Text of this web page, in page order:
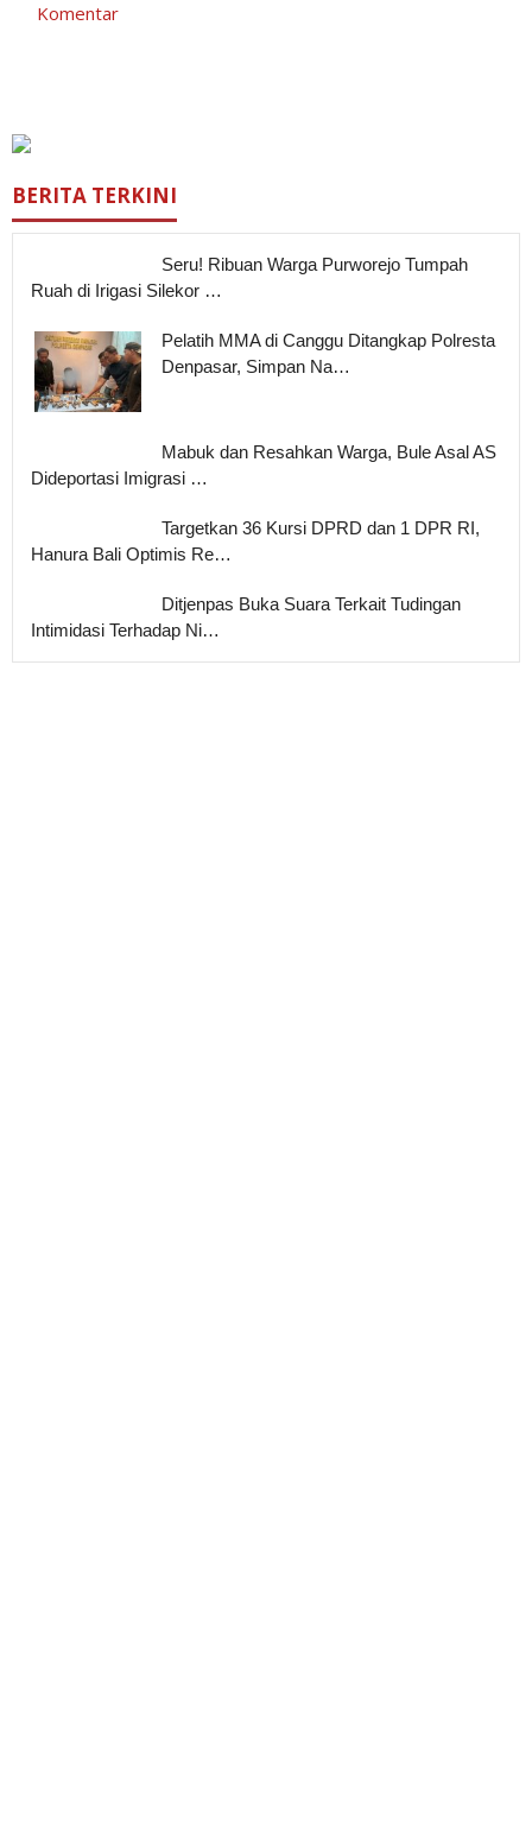
Komentar
BERITA TERKINI
Seru! Ribuan Warga Purworejo Tumpah
Ruah di Irigasi Silekor …
Pelatih MMA di Canggu Ditangkap Polresta
Denpasar, Simpan Na…
Mabuk dan Resahkan Warga, Bule Asal AS
Dideportasi Imigrasi …
Targetkan 36 Kursi DPRD dan 1 DPR RI,
Hanura Bali Optimis Re…
Ditjenpas Buka Suara Terkait Tudingan
Intimidasi Terhadap Ni…